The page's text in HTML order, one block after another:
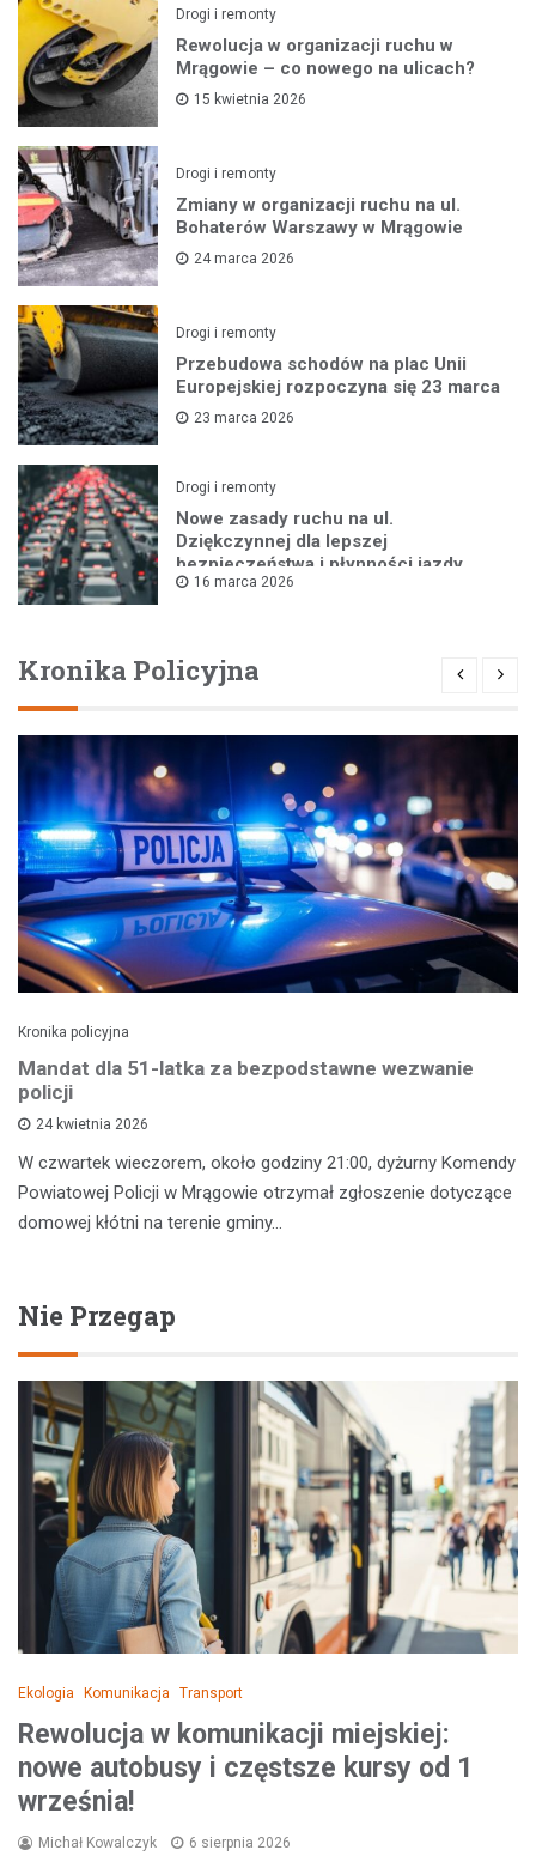
Drogi i remonty
Rewolucja w organizacji ruchu w
Mrągowie – co nowego na ulicach?
15 kwietnia 2026
Drogi i remonty
Zmiany w organizacji ruchu na ul.
Bohaterów Warszawy w Mrągowie
24 marca 2026
Drogi i remonty
Przebudowa schodów na plac Unii
Europejskiej rozpoczyna się 23 marca
23 marca 2026
Drogi i remonty
Nowe zasady ruchu na ul.
Dziękczynnej dla lepszej
bezpieczeństwa i płynności jazdy
16 marca 2026
Kronika Policyjna
Kronika policyjna
Mandat dla 51-latka za bezpodstawne wezwanie
policji
24 kwietnia 2026
W czwartek wieczorem, około godziny 21:00, dyżurny Komendy
Powiatowej Policji w Mrągowie otrzymał zgłoszenie dotyczące
domowej kłótni na terenie gminy…
Nie Przegap
Ekologia Komunikacja Transport
Rewolucja w komunikacji miejskiej:
nowe autobusy i częstsze kursy od 1
września!
Michał Kowalczyk 6 sierpnia 2026